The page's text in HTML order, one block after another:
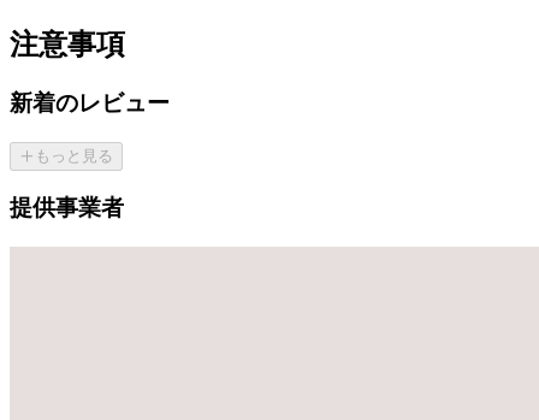
注意事項
新着のレビュー
もっと見る
提供事業者